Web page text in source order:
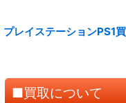
プレイステーションPS1
■買取について